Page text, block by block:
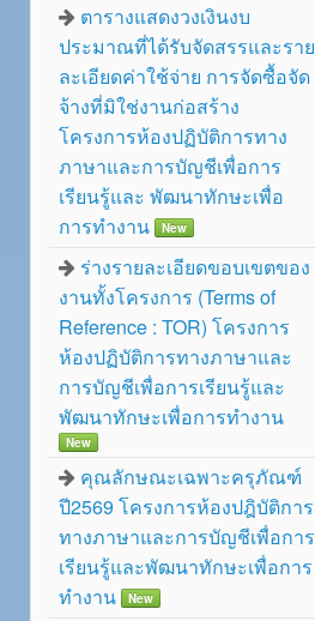
ตารางแสดงวงเงินงบ
ประมาณที่ได้รับจัดสรรและราย
ละเอียดค่าใช้จ่าย การจัดซื้อจัด
จ้างที่มิใช่งานก่อสร้าง
โครงการห้องปฏิบัติการทาง
ภาษาและการบัญชีเพื่อการ
เรียนรู้และ พัฒนาทักษะเพื่อ
การทำงาน
New
ร่างรายละเอียดขอบเขตของ
งานทั้งโครงการ (Terms of
Reference : TOR) โครงการ
ห้องปฏิบัติการทางภาษาและ
การบัญชีเพื่อการเรียนรู้และ
พัฒนาทักษะเพื่อการทำงาน
New
คุณลักษณะเฉพาะครุภัณฑ์
ปี2569 โครงการห้องปฎิบัติการ
ทางภาษาและการบัญชีเพื่อการ
เรียนรู้และพัฒนาทักษะเพื่อการ
ทำงาน
New